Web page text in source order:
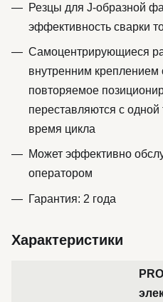
Резцы для J-образной
эффективность сварки
Самоцентрирующиеся
внутренним креплением
повторяемое
переставляются с
время цикла
Может эффективно
оператором
Гарантия: 2 года
Характеристики